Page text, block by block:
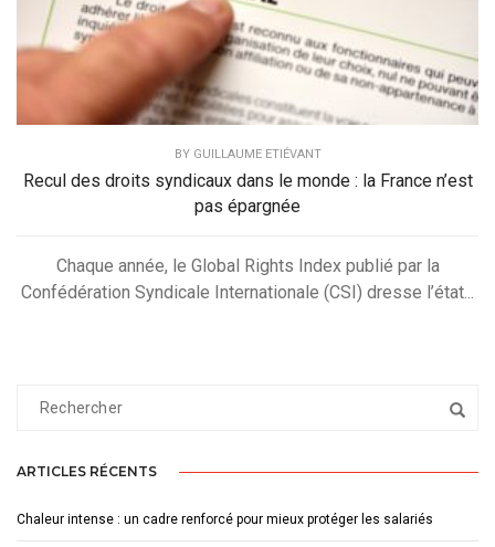
BY GUILLAUME ETIÉVANT
Recul des droits syndicaux dans le monde : la France n’est
pas épargnée
Chaque année, le Global Rights Index publié par la
Confédération Syndicale Internationale (CSI) dresse l’état...
ARTICLES RÉCENTS
Chaleur intense : un cadre renforcé pour mieux protéger les salariés